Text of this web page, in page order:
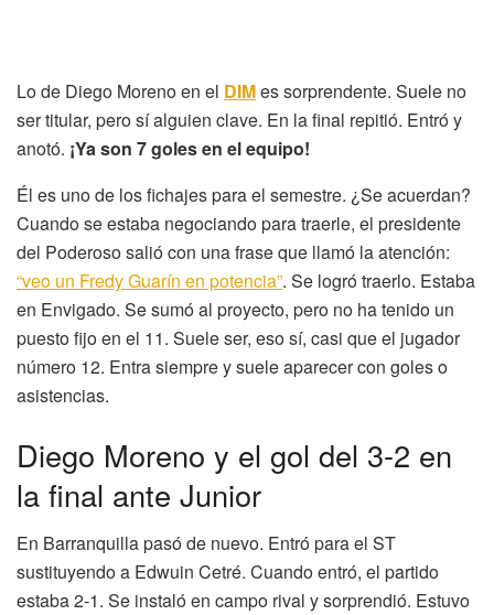
Lo de Diego Moreno en el DIMes sorprendente. Suele no
ser titular, pero sí alguien clave. En la final repitió. Entró y
anotó. ¡Ya son 7 goles en el equipo!
Él es uno de los fichajes para el semestre. ¿Se acuerdan?
Cuando se estaba negociando para traerle, el presidente
del Poderoso salió con una frase que llamó la atención:
“veo un Fredy Guarín en potencia”. Se logró traerlo. Estaba
en Envigado. Se sumó al proyecto, pero no ha tenido un
puesto fijo en el 11. Suele ser, eso sí, casi que el jugador
número 12. Entra siempre y suele aparecer con goles o
asistencias.
Diego Moreno y el gol del 3-2 en
la final ante Junior
En Barranquilla pasó de nuevo. Entró para el ST
sustituyendo a Edwuin Cetré. Cuando entró, el partido
estaba 2-1. Se instaló en campo rival y sorprendió. Estuvo